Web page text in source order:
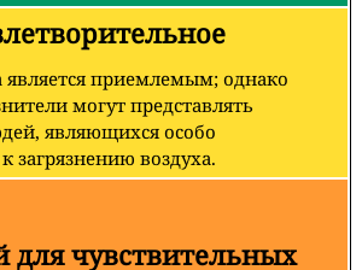
является приемлемым; однако
могут представлять
являющихся особо
загрязнению воздуха.
для чувствительных